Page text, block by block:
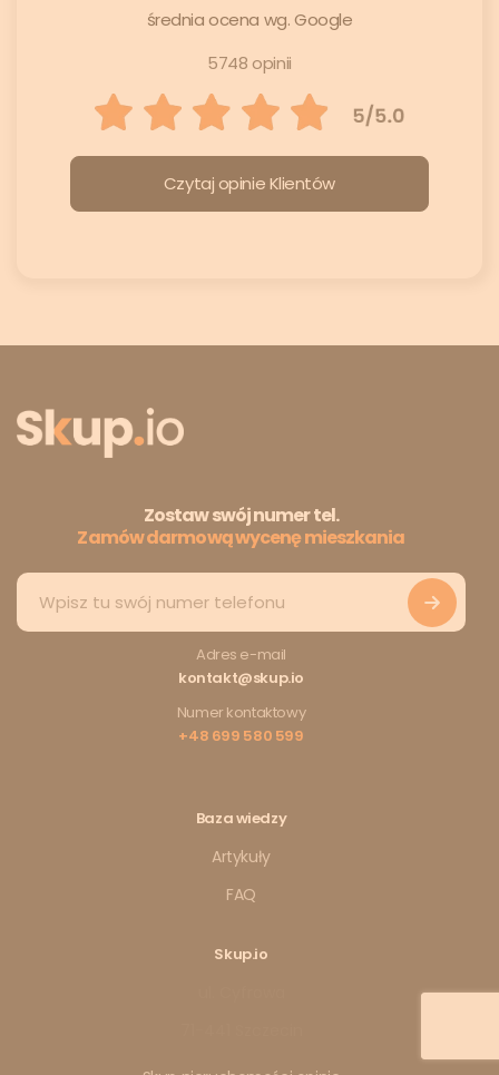
średnia ocena wg. Google
5748 opinii
Czytaj opinie Klientów
Zostaw swój numer tel.
Zamów darmową wycenę mieszkania
Adres e-mail
kontakt@skup.io
Numer kontaktowy
+48 699 580 599
Baza wiedzy
Artykuły
FAQ
Skup.io